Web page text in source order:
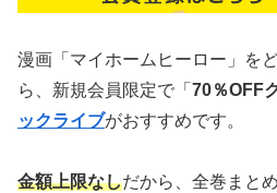
漫画「マイホームヒーロー」を
ら、新規会員限定で「 70％OFF
ックライブがおすすめです。
金額上限なしだから、全巻まと